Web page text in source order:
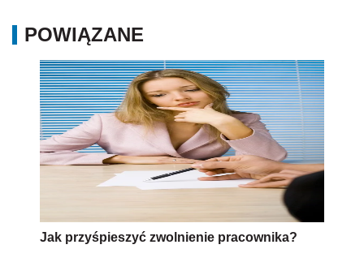
POWIĄZANE
Jak przyśpieszyć zwolnienie pracownika?